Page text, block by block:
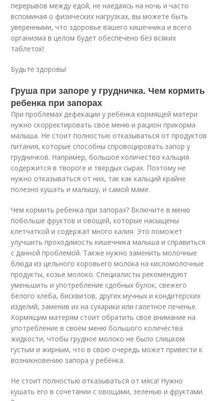
перерывов между едой, не наедаясь на ночь и часто
вспоминая о физических нагрузках, вы можете быть
уверенными, что здоровье вашего кишечника и всего
организма в целом будет обеспечено без всяких
таблеток!
Будьте здоровы!
Груша при запоре у грудничка. Чем кормить
ребенка при запорах
При проблемах дефекации у ребёнка кормящей матери
нужно скорректировать свое меню и рацион прикорма
малыша. Не стоит полностью отказываться от продуктов
питания, которые способны спровоцировать запор у
грудничков. Например, большое количество кальция
содержится в твороге и твёрдых сырах. Поэтому не
нужно отказываться от них, так как кальций крайне
полезно кушать и малышу, и самой маме.
Чем кормить ребенка при запорах? Включите в меню
побольше фруктов и овощей, которые насыщены
клетчаткой и содержат много калия. Это поможет
улучшить проходимость кишечника малыша и справиться
с данной проблемой. Также нужно заменить молочные
блюда из цельного коровьего молока на кисломолочные
продукты, козье молоко. Специалисты рекомендуют
уменьшить и употребление сдобных булок, свежего
белого хлеба, бисквитов, других мучных и кондитерских
изделий, заменив их на сухарики или галетное печенье.
Кормящим матерям стоит обратить своё внимание на
употребление в своём меню большого количества
жидкости, чтобы грудное молоко не было слишком
густым и жирным, что в свою очередь может привести к
возникновению запора у ребёнка.
Не стоит полностью отказываться от мяса! Нужно
кушать его в сочетании с овощами, зеленью и фруктами.